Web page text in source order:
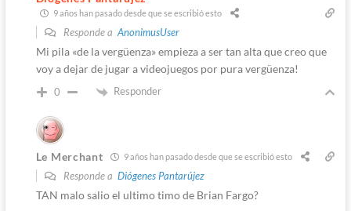
9 años han pasado desde que se escribió esto
Responde a AnonimusUser
Mi pila «de la vergüenza» empieza a ser tan alta que creo que
voy a dejar de jugar a videojuegos por pura vergüenza!
0 Responder
Le Merchant 9 años han pasado desde que se escribió esto
Responde a Diógenes Pantarújez
TAN malo salio el ultimo timo de Brian Fargo?